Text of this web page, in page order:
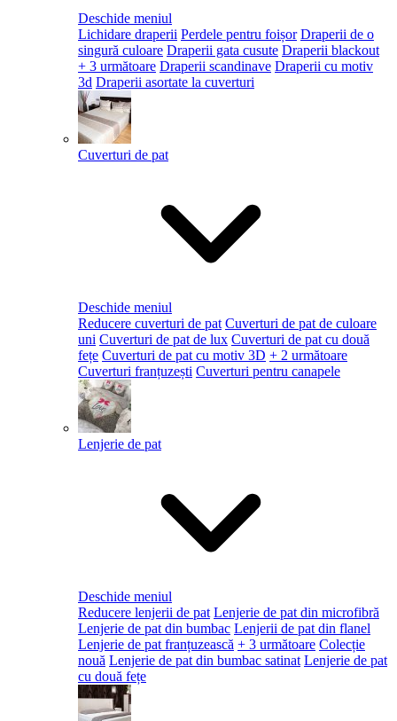
Deschide meniul
Lichidare draperii Perdele pentru foișor Draperii de o
singură culoare Draperii gata cusute Draperii blackout
+ 3 următoare Draperii scandinave Draperii cu motiv
3d Draperii asortate la cuverturi
Cuverturi de pat
Deschide meniul
Reducere cuverturi de pat Cuverturi de pat de culoare
uni Cuverturi de pat de lux Cuverturi de pat cu două
fețe Cuverturi de pat cu motiv 3D + 2 următoare
Cuverturi franțuzești Cuverturi pentru canapele
Lenjerie de pat
Deschide meniul
Reducere lenjerii de pat Lenjerie de pat din microfibră
Lenjerie de pat din bumbac Lenjerii de pat din flanel
Lenjerie de pat franțuzească + 3 următoare Colecție
nouă Lenjerie de pat din bumbac satinat Lenjerie de pat
cu două fețe